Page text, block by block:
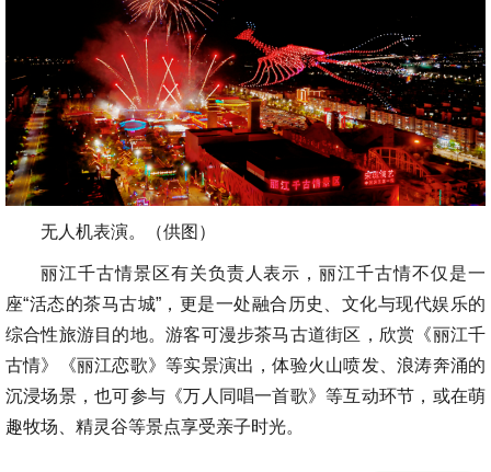
无人机表演。（供图）
丽江千古情景区有关负责人表示，丽江千古情不仅是一
座“活态的茶马古城”，更是一处融合历史、文化与现代娱乐的
综合性旅游目的地。游客可漫步茶马古道街区，欣赏《丽江千
古情》《丽江恋歌》等实景演出，体验火山喷发、浪涛奔涌的
沉浸场景，也可参与《万人同唱一首歌》等互动环节，或在萌
趣牧场、精灵谷等景点享受亲子时光。